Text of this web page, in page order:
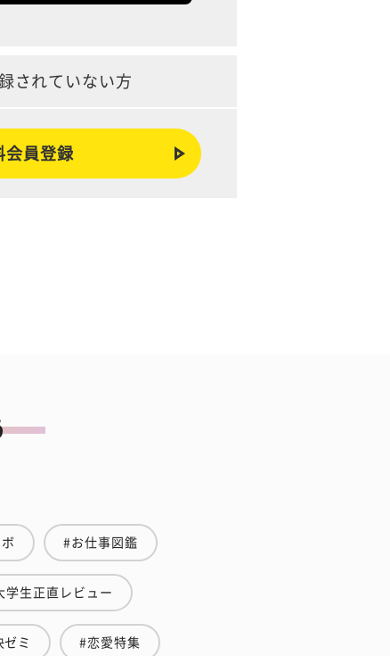
されていない方
会員登録
#お仕事図鑑
学生正直レビュー
ゼミ #恋愛特集